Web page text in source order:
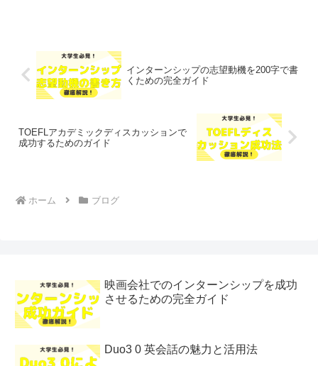
インターンシップの志望動機を200字で書
くための完全ガイド
TOEFLアカデミックディスカッションで
成功するためのガイド
ホーム ブログ
映画会社でのインターンシップを成功
させるための完全ガイド
Duo3 0 英会話の魅力と活用法